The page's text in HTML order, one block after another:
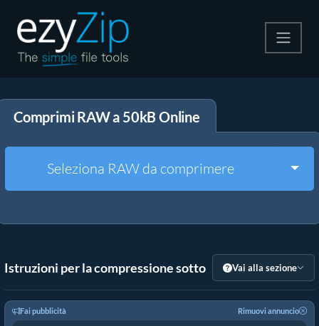
Decomprimi
Altri strumenti
Comprimi RAW a 50kB Online
Seleziona RAW da comprimere
Istruzioni per la compressione sotto Vai alla sezione
Fai pubblicità Rimuovi annuncio